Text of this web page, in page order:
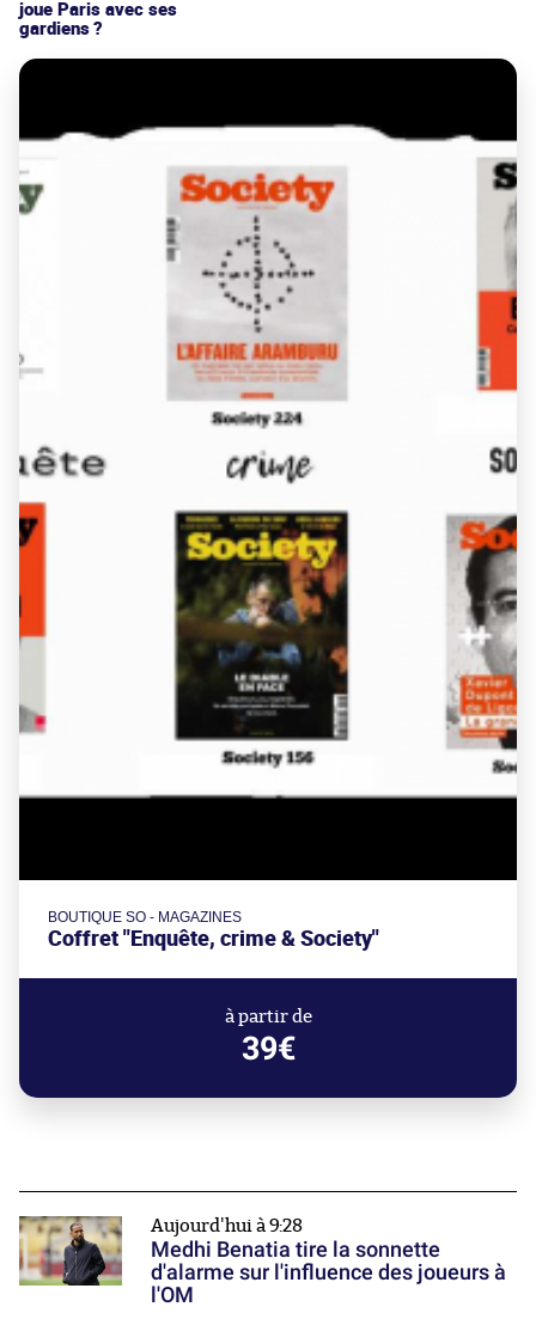
joue Paris avec ses
gardiens ?
BOUTIQUE SO - MAGAZINES
Coffret "Enquête, crime & Society"
à partir de
39€
Aujourd'hui à 9:28
Medhi Benatia tire la sonnette
d'alarme sur l'influence des joueurs à
l'OM